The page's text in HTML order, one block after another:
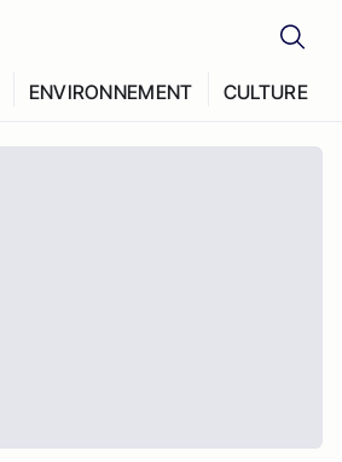
ENVIRONNEMENT CULTURE